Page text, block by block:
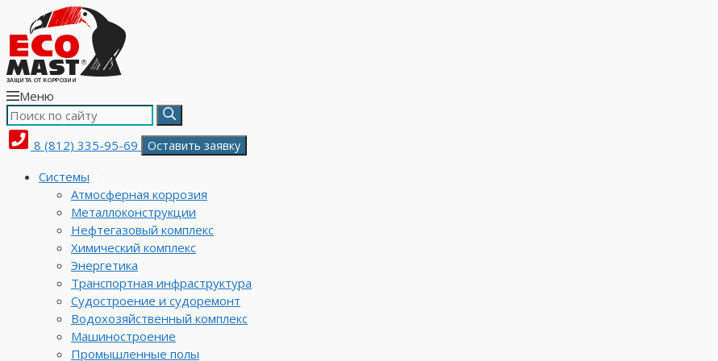
Меню
8 (812) 335-95-69 Оставить заявку
Системы
Атмосферная коррозия
Металлоконструкции
Нефтегазовый комплекс
Химический комплекс
Энергетика
Транспортная инфраструктура
Судостроение и судоремонт
Водохозяйственный комплекс
Машиностроение
Промышленные полы